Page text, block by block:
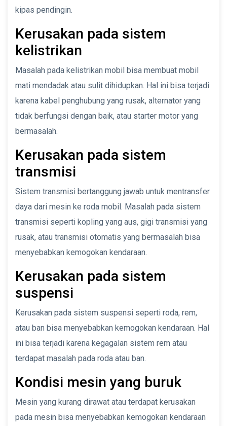
kipas pendingin.
Kerusakan pada sistem
kelistrikan
Masalah pada kelistrikan mobil bisa membuat mobil
mati mendadak atau sulit dihidupkan. Hal ini bisa terjadi
karena kabel penghubung yang rusak, alternator yang
tidak berfungsi dengan baik, atau starter motor yang
bermasalah.
Kerusakan pada sistem
transmisi
Sistem transmisi bertanggung jawab untuk mentransfer
daya dari mesin ke roda mobil. Masalah pada sistem
transmisi seperti kopling yang aus, gigi transmisi yang
rusak, atau transmisi otomatis yang bermasalah bisa
menyebabkan kemogokan kendaraan.
Kerusakan pada sistem
suspensi
Kerusakan pada sistem suspensi seperti roda, rem,
atau ban bisa menyebabkan kemogokan kendaraan. Hal
ini bisa terjadi karena kegagalan sistem rem atau
terdapat masalah pada roda atau ban.
Kondisi mesin yang buruk
Mesin yang kurang dirawat atau terdapat kerusakan
pada mesin bisa menyebabkan kemogokan kendaraan